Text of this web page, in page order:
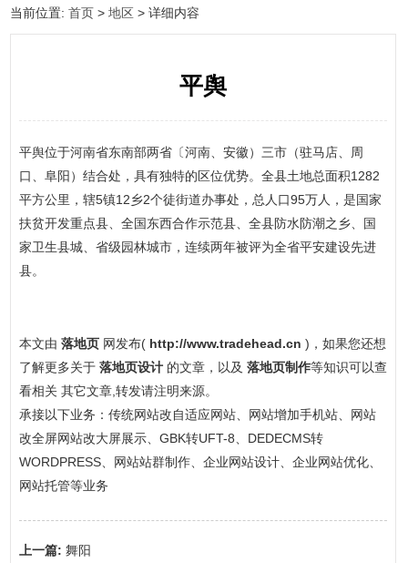
当前位置:首页 >地区 > 详细内容
平舆
平舆位于河南省东南部两省〔河南、安徽）三市（驻马店、周
口、阜阳）结合处，具有独特的区位优势。全县土地总面积1282
平方公里，辖5镇12乡2个徒街道办事处，总人口95万人，是国家
扶贫开发重点县、全国东西合作示范县、全县防水防潮之乡、国
家卫生县城、省级园林城市，连续两年被评为全省平安建设先进
县。
本文由 落地页 网发布( http://www.tradehead.cn )，如果您还想
了解更多关于 落地页设计 的文章，以及 落地页制作等知识可以查
看相关 其它文章,转发请注明来源。
承接以下业务：传统网站改自适应网站、网站增加手机站、网站
改全屏网站改大屏展示、GBK转UFT-8、DEDECMS转
WORDPRESS、网站站群制作、企业网站设计、企业网站优化、
网站托管等业务
上一篇: 舞阳